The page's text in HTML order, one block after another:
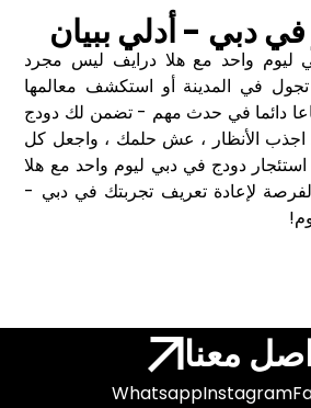
في دبي - أدلي ببيان
ليوم واحد مع هلا درايف ليس مجرد
تجول في المدينة أو استكشف معالمها
دائما في حدث مهم - تضمن لك دودج
اجذب الأنظار ، عش حلمك ، واجعل كل
دودج في دبي ليوم واحد مع هلا
لإعادة تعريف تجربتك في دبي -
معنا
Instagram
Whatsapp